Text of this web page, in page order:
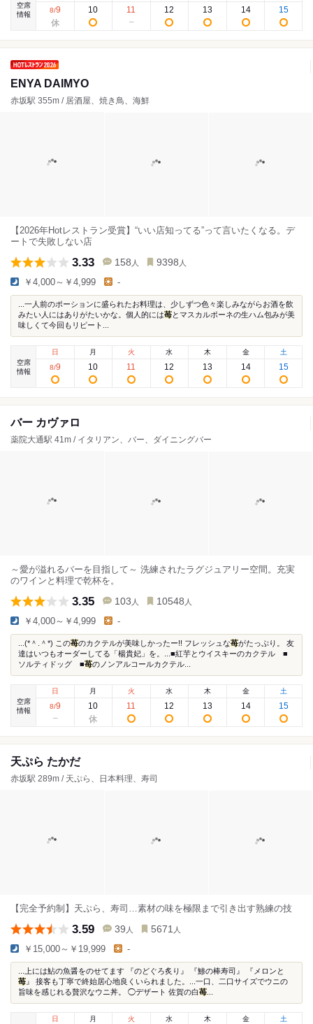
空席
情報
8/9 10 11 12 13 14 15
ENYA DAIMYO
赤坂駅 355m / 居酒屋、焼き鳥、海鮮
【2026年Hotレストラン受賞】“いい店知ってる”って言いたくなる。デ
ートで失敗しない店
3.33 158 人 9398 人
￥4,000～￥4,999 -
...一人前のポーションに盛られたお料理は、少しずつ色々楽しみながらお酒を飲
みたい人にはありがたいかな。個人的には苺とマスカルポーネの生ハム包みが美
味しくて今回もリピート...
空席
情報
日
8/9
月
10
火
11
水
12
木
13
金
14
土
15
バー カヴァロ
薬院大通駅 41m / イタリアン、バー、ダイニングバー
～愛が溢れるバーを目指して～ 洗練されたラグジュアリー空間。充実
のワインと料理で乾杯を。
3.35 103 人 10548 人
￥4,000～￥4,999 -
...(*＾.＾*) この苺のカクテルが美味しかったー!! フレッシュな苺がたっぷり。 友
達はいつもオーダーしてる「楊貴妃」を。...■紅芋とウイスキーのカクテル ■
ソルティドッグ ■苺のノンアルコールカクテル...
空席
情報
日
8/9
月
10
火
11
水
12
木
13
金
14
土
15
天ぷら たかだ
赤坂駅 289m / 天ぷら、日本料理、寿司
【完全予約制】天ぷら、寿司…素材の味を極限まで引き出す熟練の技
3.59 39 人 5671 人
￥15,000～￥19,999 -
...上には鮎の魚醤をのせてます 『のどぐろ炙り』 『鯵の棒寿司』 『メロンと
苺 』 接客も丁寧で終始居心地良くいられました。...一口、二口サイズでウニの
旨味を感じれる贅沢なウニ丼。 ◯デザート 佐賀の白苺
日 月 火 水 木 金 土